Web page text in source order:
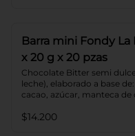
Barra mini Fondy La
x 20 g x 20 pzas
Chocolate Bitter semi
leche), elaborado a base
cacao, azúcar, manteca de
cacao: 52%.
$14.200